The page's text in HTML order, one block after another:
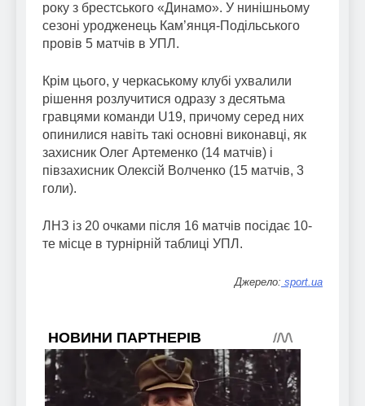
року з брестського «Динамо». У нинішньому
сезоні уродженець Кам’янця-Подільського
провів 5 матчів в УПЛ.
Крім цього, у черкаському клубі ухвалили
рішення розлучитися одразу з десятьма
гравцями команди U19, причому серед них
опинилися навіть такі основні виконавці, як
захисник Олег Артеменко (14 матчів) і
півзахисник Олексій Волченко (15 матчів, 3
голи).
ЛНЗ із 20 очками після 16 матчів посідає 10-
те місце в турнірній таблиці УПЛ.
Джерело: sport.ua